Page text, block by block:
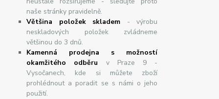
naše stránky pravidelně.
Většina položek skladem - výrobu
neskladových položek zvládneme
většinou do 3 dnů.
Kamenná prodejna s možností
okamžitého odběru v Praze 9 -
Vysočanech, kde si můžete zboží
prohlédnout a poradit se s námi o jeho
použití.